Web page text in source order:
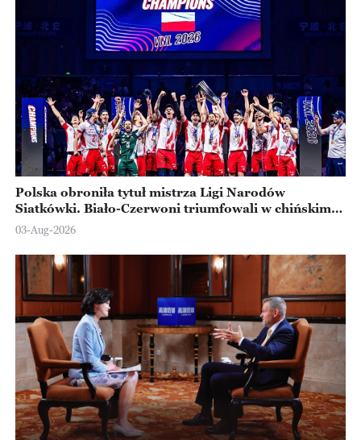
Polska obroniła tytuł mistrza Ligi Narodów
Siatkówki. Biało-Czerwoni triumfowali w chińskim
Ningbo
03-Aug-2026